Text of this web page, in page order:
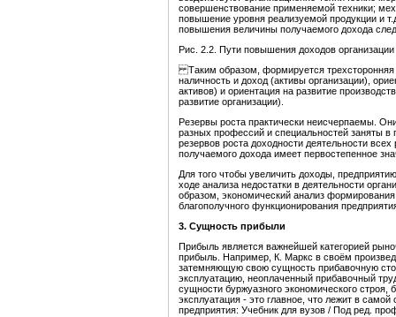
совершенствование применяемой техники;
повышение уровня реализуемой продукции и
повышения величины получаемого дохода
Рис. 2.2. Пути повышения доходов организации
Таким образом, формируется трехсторонняя
наличность и доход (активы организации),
активов) и ориентация на развитие
развитие организации).
Резервы роста практически неисчерпаемы.
разных профессий и специальностей заняты в
резервов роста доходности деятельности
получаемого дохода имеет первостепенное
Для того чтобы увеличить доходы,
ходе анализа недостатки в деятельности
образом, экономический анализ
благополучного функционирования
3. Сущность прибыли
Прибыль является важнейшей категорией
прибыль. Например, К. Маркс в своём
затемняющую свою сущность прибавочную
эксплуатацию, неоплаченный прибавочный
сущности буржуазного экономического
эксплуатация - это главное, что лежит в
предприятия: Учебник для вузов / Под ред.